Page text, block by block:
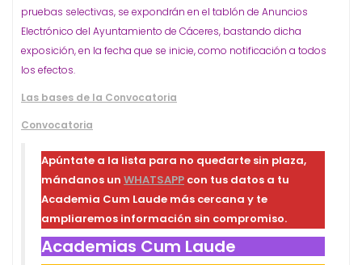
pruebas selectivas, se expondrán en el tablón de Anuncios
Electrónico del Ayuntamiento de Cáceres, bastando dicha
exposición, en la fecha que se inicie, como notificación a todos
los efectos.
Las bases de la Convocatoria
Convocatoria
Apúntate a la lista para no quedarte sin plaza,
mándanos un WHATSAPP con tus datos a tu
Academia Cum Laude más cercana y te
ampliaremos información sin compromiso.
Academias Cum Laude